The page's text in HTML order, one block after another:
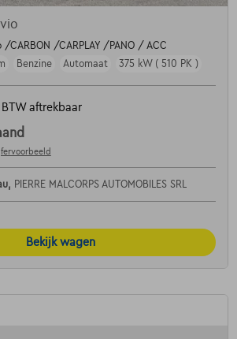
/CARBON /CARPLAY /PANO / ACC
Benzine Automaat 375 kW ( 510 PK )
BTW aftrekbaar
PIERRE MALCORPS AUTOMOBILES SRL
Bekijk wagen